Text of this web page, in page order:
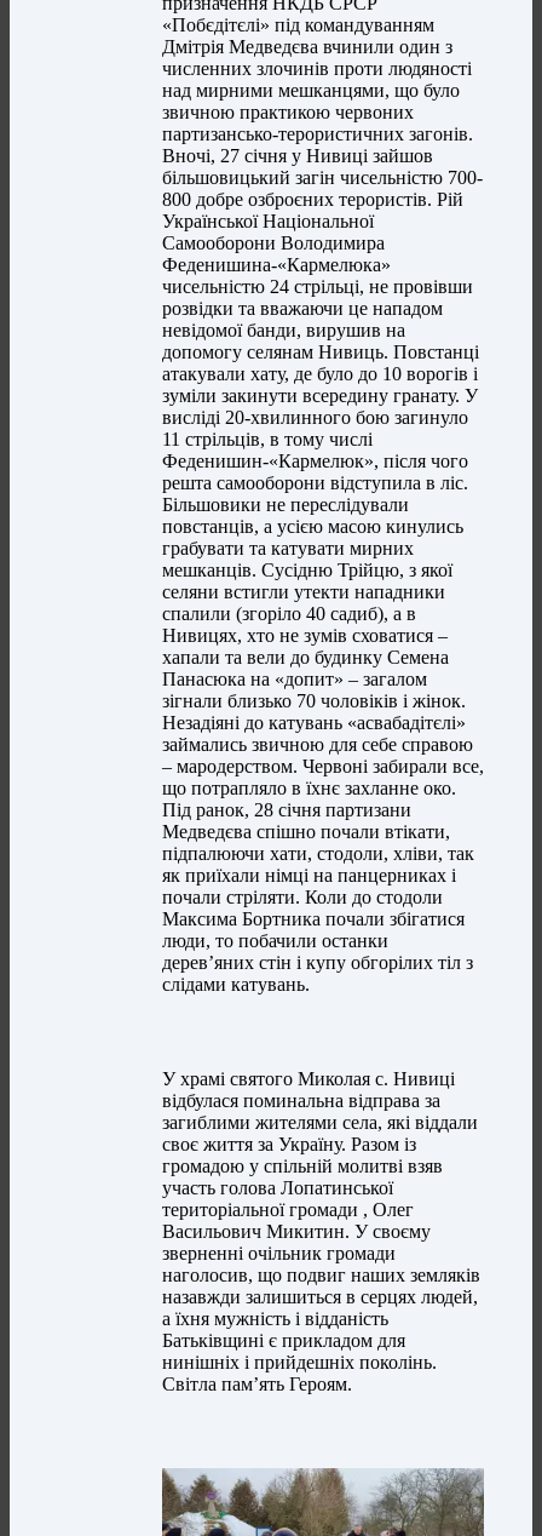
«Побєдітєлі» під командуванням
Дмітрія Медведєва вчинили один з
численних злочинів проти людяності
над мирними мешканцями, що було
звичною практикою червоних
партизансько-терористичних загонів.
Вночі, 27 січня у Нивиці зайшов
більшовицький загін чисельністю 700-
800 добре озброєних терористів. Рій
Української Національної
Самооборони Володимира
Феденишина-«Кармелюка»
чисельністю 24 стрільці, не провівши
розвідки та вважаючи це нападом
невідомої банди, вирушив на
допомогу селянам Нивиць. Повстанці
атакували хату, де було до 10 ворогів і
зуміли закинути всередину гранату. У
висліді 20-хвилинного бою загинуло
11 стрільців, в тому числі
Феденишин-«Кармелюк», після чого
решта самооборони відступила в ліс.
Більшовики не переслідували
повстанців, а усією масою кинулись
грабувати та катувати мирних
мешканців. Сусідню Трійцю, з якої
селяни встигли утекти нападники
спалили (згоріло 40 садиб), а в
Нивицях, хто не зумів сховатися –
хапали та вели до будинку Семена
Панасюка на «допит» – загалом
зігнали близько 70 чоловіків і жінок.
Незадіяні до катувань «асвабадітєлі»
займались звичною для себе справою
– мародерством. Червоні забирали все,
що потрапляло в їхнє захланне око.
Під ранок, 28 січня партизани
Медведєва спішно почали втікати,
підпалюючи хати, стодоли, хліви, так
як приїхали німці на панцерниках і
почали стріляти. Коли до стодоли
Максима Бортника почали збігатися
люди, то побачили останки
дерев’яних стін і купу обгорілих тіл з
слідами катувань.
У храмі святого Миколая с. Нивиці
відбулася поминальна відправа за
загиблими жителями села, які віддали
своє життя за Україну. Разом із
громадою у спільній молитві взяв
участь голова Лопатинської
територіальної громади , Олег
Васильович Микитин. У своєму
зверненні очільник громади
наголосив, що подвиг наших земляків
назавжди залишиться в серцях людей,
а їхня мужність і відданість
Батьківщині є прикладом для
нинішніх і прийдешніх поколінь.
Світла пам’ять Героям.